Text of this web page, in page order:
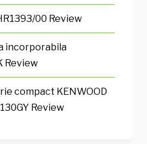
00 Review
incorporabila
Review
compact KENWOOD
Review